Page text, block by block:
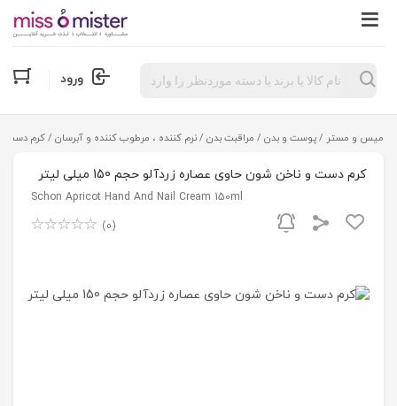
Products
search ورود
میس و مستر /پوست و بدن / مراقبت بدن /نرم کننده ، مرطوب کننده و آبرسان / کرم دست و
کرم دست و ناخن شون حاوی عصاره زردآلو حجم 150 ميلی لیتر
Schon Apricot Hand And Nail Cream 150ml
(0)